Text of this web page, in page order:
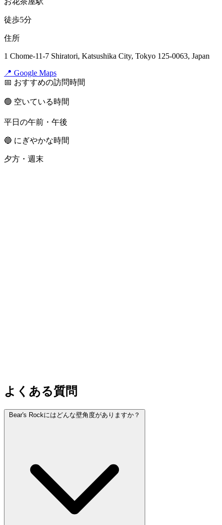
徒歩5分
住所
1 Chome-11-7 Shiratori, Katsushika City, Tokyo 125-0063, Japan
📍 Google Maps
📅 おすすめの訪問時間
🟢 空いている時間
平日の午前・午後
🔵 にぎやかな時間
夕方・週末
よくある質問
Bear's Rockにはどんな壁角度がありますか？